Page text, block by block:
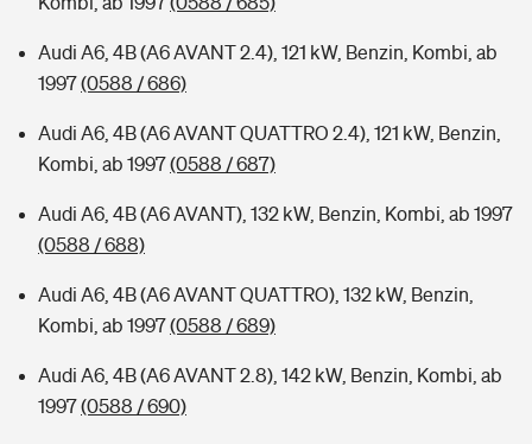
Audi A6, 4B (A6 AVANT 2.4), 121 kW, Benzin, Kombi, ab
1997(0588 / 686)
Audi A6, 4B (A6 AVANT QUATTRO 2.4), 121 kW, Benzin,
Kombi, ab 1997(0588 / 687)
Audi A6, 4B (A6 AVANT), 132 kW, Benzin, Kombi, ab 1997
(0588 / 688)
Audi A6, 4B (A6 AVANT QUATTRO), 132 kW, Benzin,
Kombi, ab 1997(0588 / 689)
Audi A6, 4B (A6 AVANT 2.8), 142 kW, Benzin, Kombi, ab
1997(0588 / 690)